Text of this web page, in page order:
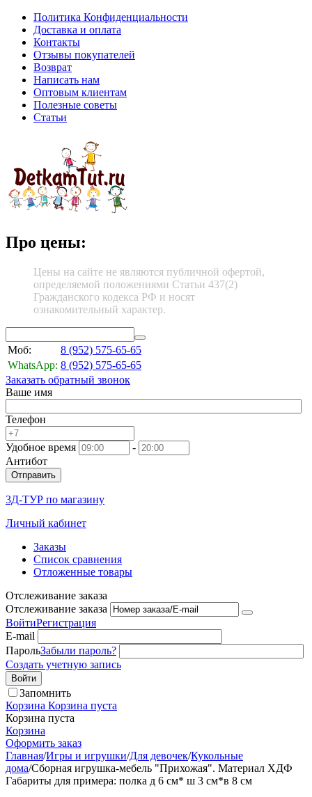
Политика Конфиденциальности
Доставка и оплата
Контакты
Отзывы покупателей
Возврат
Написать нам
Оптовым клиентам
Полезные советы
Статьи
Про цены:
Цены на сайте не являются публичной офертой,
определяемой положениями Статьи 437(2)
Гражданского кодекса РФ и носят
ознакомительный характер.
Моб: 8 (952) 575-65-65
WhatsApp: 8 (952) 575-65-65
Заказать обратный звонок
Ваше имя
Телефон
Удобное время
-
Антибот
Отправить
3Д-ТУР по магазину
Личный кабинет
Заказы
Список сравнения
Отложенные товары
Отслеживание заказа
Отслеживание заказа
ВойтиРегистрация
E-mail
ПарольЗабыли пароль?
Создать учетную запись
Войти
Запомнить
Корзина Корзина пуста
Корзина пуста
Корзина
Оформить заказ
Главная/Игры и игрушки/Для девочек/Кукольные
дома/Сборная игрушка-мебель "Прихожая". Материал ХДФ
Габариты для примера: полка д 6 см* ш 3 см*в 8 см